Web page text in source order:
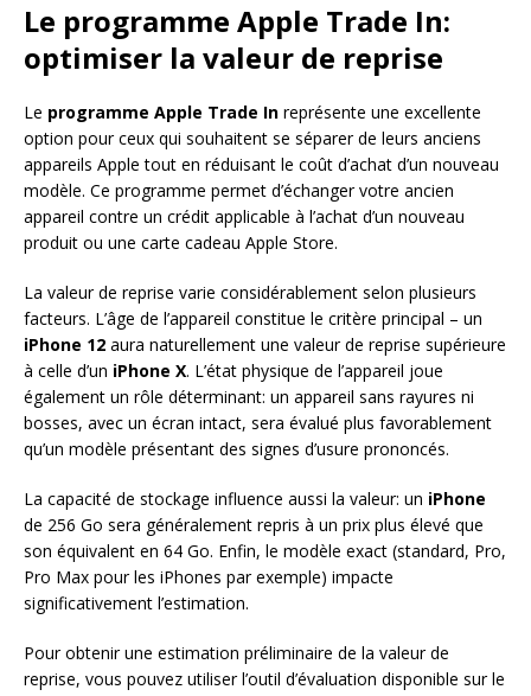
Le programme Apple Trade In:
optimiser la valeur de reprise
Le programme Apple Trade In représente une excellente
option pour ceux qui souhaitent se séparer de leurs anciens
appareils Apple tout en réduisant le coût d’achat d’un nouveau
modèle. Ce programme permet d’échanger votre ancien
appareil contre un crédit applicable à l’achat d’un nouveau
produit ou une carte cadeau Apple Store.
La valeur de reprise varie considérablement selon plusieurs
facteurs. L’âge de l’appareil constitue le critère principal – un
iPhone 12 aura naturellement une valeur de reprise supérieure
à celle d’un iPhone X. L’état physique de l’appareil joue
également un rôle déterminant: un appareil sans rayures ni
bosses, avec un écran intact, sera évalué plus favorablement
qu’un modèle présentant des signes d’usure prononcés.
La capacité de stockage influence aussi la valeur: un iPhone
de 256 Go sera généralement repris à un prix plus élevé que
son équivalent en 64 Go. Enfin, le modèle exact (standard, Pro,
Pro Max pour les iPhones par exemple) impacte
significativement l’estimation.
Pour obtenir une estimation préliminaire de la valeur de
reprise, vous pouvez utiliser l’outil d’évaluation disponible sur le